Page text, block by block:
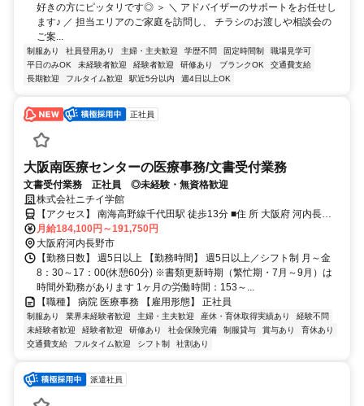
好きの方にピッタリです◎ ＞ ＼ アドバイザーのサポートをお任せし
ます♪ ／ 担当エリアのご家庭を訪問し、 チラシのお渡しや相談会の
ご案...
制服あり 社員登用あり 主婦・主夫歓迎 学歴不問 固定時間制
職場見学可
平日のみOK
未経験者歓迎 経験者歓迎 研修あり ブランクOK
交通費支給
長期歓迎
フルタイム歓迎 駅近5分以内 週4日以上OK
正社員
大阪南医療センターの医療事務/文書受付業務
文書受付業務 正社員 ◎未経験・無資格歓迎
株式会社ニチイ学館
【アクセス】 南海高野線千代田駅 徒歩13分 ■住 所 大阪府 河内長野
市 木戸東町2-1 ■アクセス 南海高野線千代田駅 徒歩13分
月給184,100円～191,750円
大阪府河内長野市
【勤務日数】 週5日以上 【勤務時間】 週5日以上／シフト制 月～金
8：30～17：00(休憩60分) ※書類更新時期（繁忙期・7月～9月）は
時間外勤務があります 1ヶ月の労働時間：153～...
【職種】 病院 医療事務 【雇用形態】 正社員
制服あり 業界未経験者歓迎 主婦・主夫歓迎 産休・育休取得実績あり
経験不問
未経験者歓迎
経験者歓迎 研修あり 社会保険完備 制服貸与 賞与あり
育休あり
交通費支給
フルタイム歓迎 シフト制 社割あり
派遣社員